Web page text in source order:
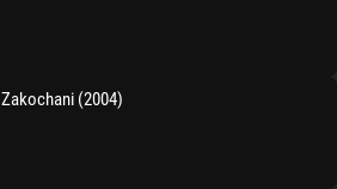
Zakochani (2004)